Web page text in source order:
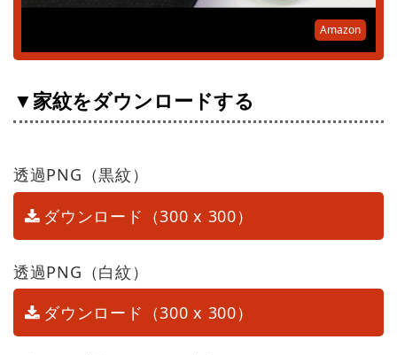
Amazon
▼家紋をダウンロードする
透過PNG（黒紋）
ダウンロード（300 x 300）
透過PNG（白紋）
ダウンロード（300 x 300）